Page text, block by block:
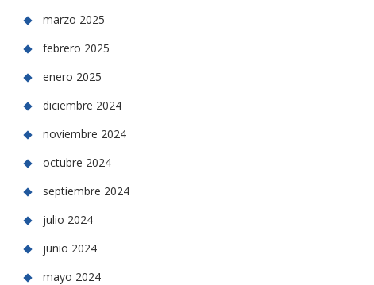
marzo 2025
febrero 2025
enero 2025
diciembre 2024
noviembre 2024
octubre 2024
septiembre 2024
julio 2024
junio 2024
mayo 2024